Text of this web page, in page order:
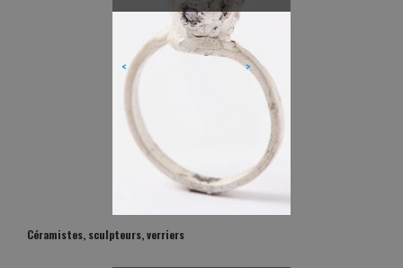
< >
Céramistes, sculpteurs, verriers